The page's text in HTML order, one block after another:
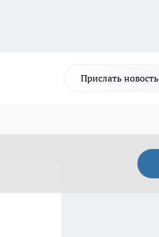
Прислать новость